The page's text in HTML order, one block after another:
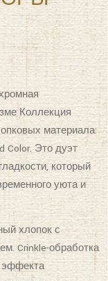
Коллекция
материала:
Color. Это дуэт
который
уюта и
хлопок с
Crinkle-обработка
эффекта